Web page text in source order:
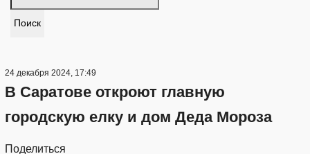
Поиск
24 декабря 2024, 17:49
В Саратове откроют главную
городскую елку и дом Деда Мороза
Поделиться